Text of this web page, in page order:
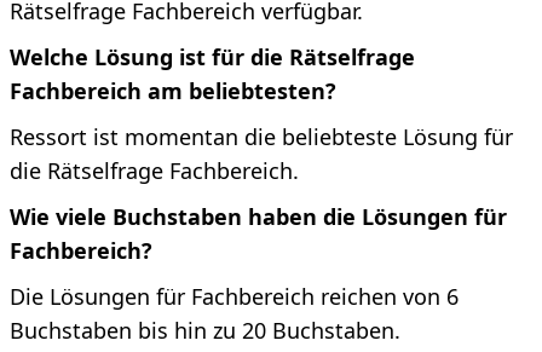
Rätselfrage Fachbereich verfügbar.
Welche Lösung ist für die Rätselfrage
Fachbereich am beliebtesten?
Ressort ist momentan die beliebteste Lösung für
die Rätselfrage Fachbereich.
Wie viele Buchstaben haben die Lösungen für
Fachbereich?
Die Lösungen für Fachbereich reichen von 6
Buchstaben bis hin zu 20 Buchstaben.